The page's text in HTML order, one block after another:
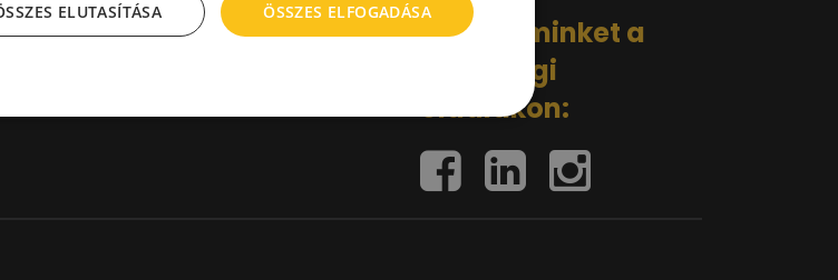
Kövess minket a
közösségi
oldalakon:
ÖSSZES ELFOGADÁSA
ELUTASÍTÁSA